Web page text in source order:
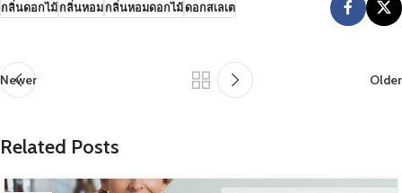
กลิ่นดอกไม้กลิ่นหอมกลิ่นหอมดอกไม้ดอกสเลเต
Newer Older
Related Posts